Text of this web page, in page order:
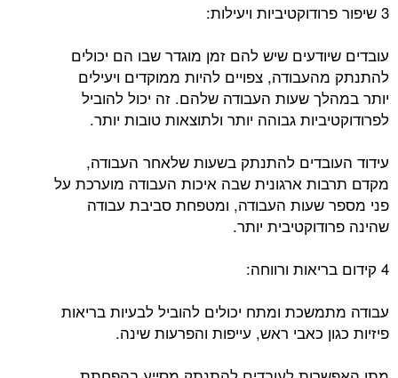
3 שיפור פרודוקטיביות ויעילות:
עובדים שיודעים שיש להם זמן מוגדר שבו הם יכולים
להתנתק מהעבודה, צפויים להיות ממוקדים ויעילים
יותר במהלך שעות העבודה שלהם. זה יכול להוביל
לפרודוקטיביות גבוהה יותר ולתוצאות טובות יותר.
עידוד העובדים להתנתק בשעות שלאחר העבודה,
מקדם תרבות ארגונית שבה איכות העבודה מוערכת על
פני מספר שעות העבודה, ומטפחת סביבת עבודה
שהינה פרודוקטיבית יותר.
4 קידום בריאות ורווחה:
עבודה מתמשכת ומתח יכולים להוביל לבעיות בריאות
פיזיות כגון כאבי ראש, עייפות והפרעות שינה.